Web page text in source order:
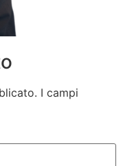
I campi